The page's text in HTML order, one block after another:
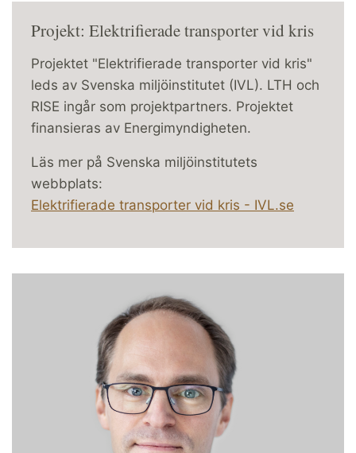
Projekt: Elektrifierade transporter vid kris
Projektet "Elektrifierade transporter vid kris"
leds av Svenska miljöinstitutet (IVL). LTH och
RISE ingår som projektpartners. Projektet
finansieras av Energimyndigheten.
Läs mer på Svenska miljöinstitutets
webbplats:
Elektrifierade transporter vid kris - IVL.se